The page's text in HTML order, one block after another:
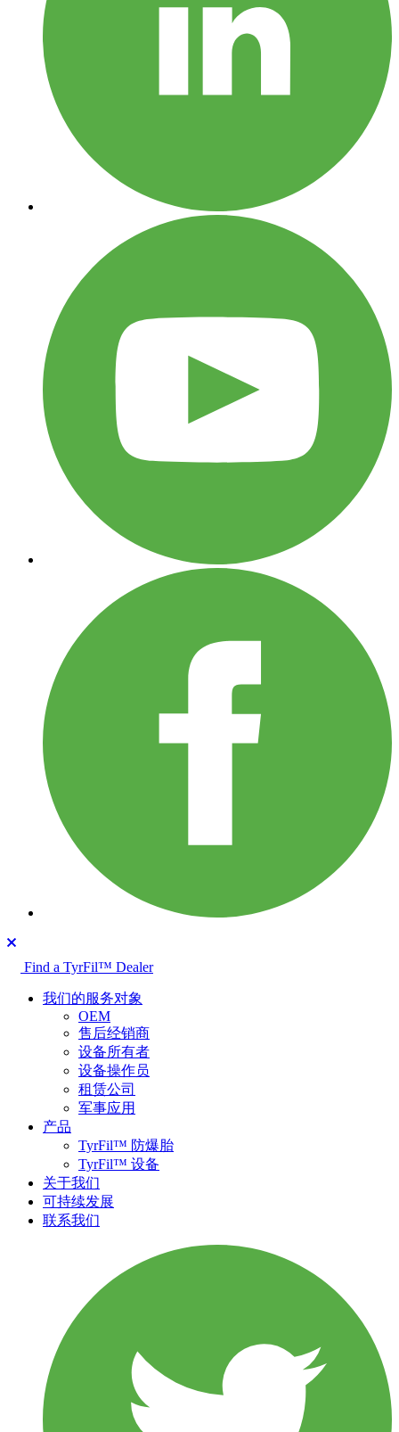
Find a TyrFil™ Dealer
我们的服务对象
OEM
售后经销商
设备所有者
设备操作员
租赁公司
军事应用
产品
TyrFil™ 防爆胎
TyrFil™ 设备
关于我们
可持续发展
联系我们